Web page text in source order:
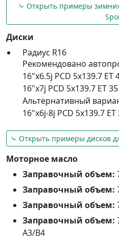
⤷ Открыть примеры
Диски
Радиус R16
Рекомендовано
16"x6.5j PCD 5x139.7
16"x7j PCD 5x139.7 ET
Альтернативный
16"x6j-8j PCD 5x139.7
⤷ Открыть примеры дисков
Моторное масло
Заправочный объем:
Заправочный объем:
Заправочный объем:
Заправочный объем:
A3/B4